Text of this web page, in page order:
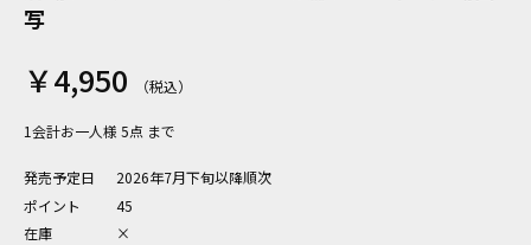
写
￥4,950
1会計お一人様 5点 まで
発売予定日
2026年7月下旬以降順次
ポイント
45
在庫
×